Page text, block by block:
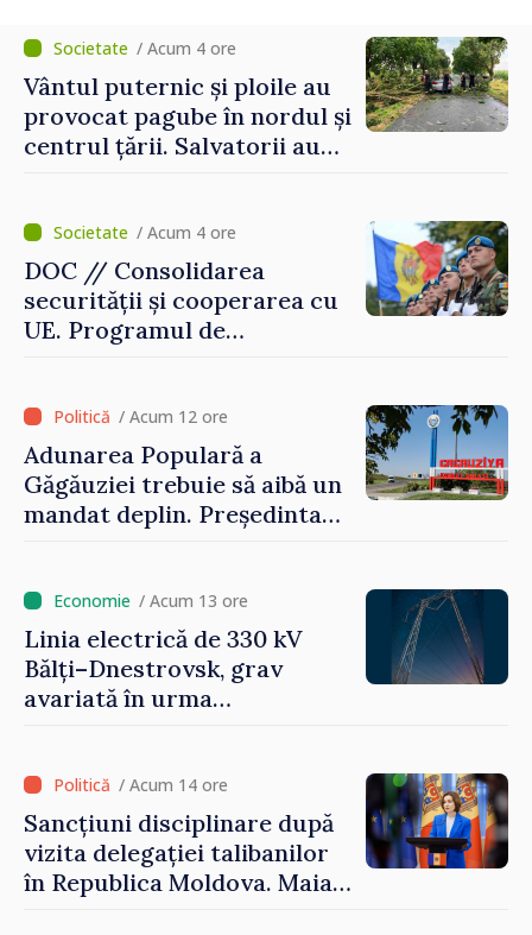
/ Acum 4 ore
Vântul puternic și ploile au
provocat pagube în nordul și
centrul țării. Salvatorii au
/ Acum 4 ore
DOC // Consolidarea
securității și cooperarea cu
UE. Programul de
perioada 2024–2034,
publicat în Monitorul Oficial
/ Acum 12 ore
Adunarea Populară a
Găgăuziei trebuie să aibă un
mandat deplin. Președinta
/ Acum 13 ore
Linia electrică de 330 kV
Bălți–Dnestrovsk, grav
avariată în urma
/ Acum 14 ore
Sancțiuni disciplinare după
vizita delegației talibanilor
în Republica Moldova. Maia